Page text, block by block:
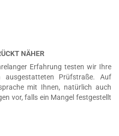
NÄHER
Erfahrung testen wir Ihre
ausgestatteten Prüfstraße. Auf
mit Ihnen, natürlich auch
vor, falls ein Mangel festgestellt